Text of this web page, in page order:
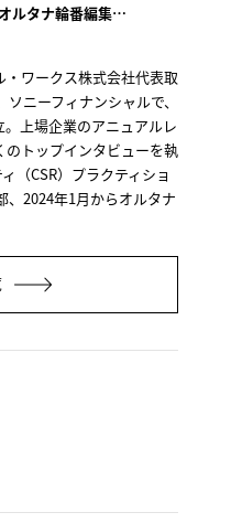
北村（宮子）佳代子（オルタナ輪番編集長）
ワークス株式会社代表取
ニーフィナンシャルで、
上場企業のアニュアルレ
トップインタビューを執
（CSR）プラクティショ
、2024年1月からオルタナ